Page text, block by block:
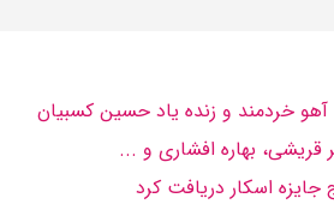
بهاره افشارى و ...
جایزه اسكار دریافت كرد